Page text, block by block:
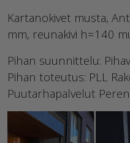
Kartanokivet musta,
mm, reunakivi h=140
Pihan suunnittelu:
Pihan toteutus: PLL
Puutarhapalvelut